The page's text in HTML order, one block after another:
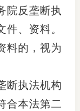
院反垄断执
、资料。
料的，视为
断执法机构
合本法第二